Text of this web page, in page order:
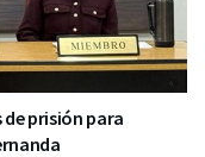
prisión para